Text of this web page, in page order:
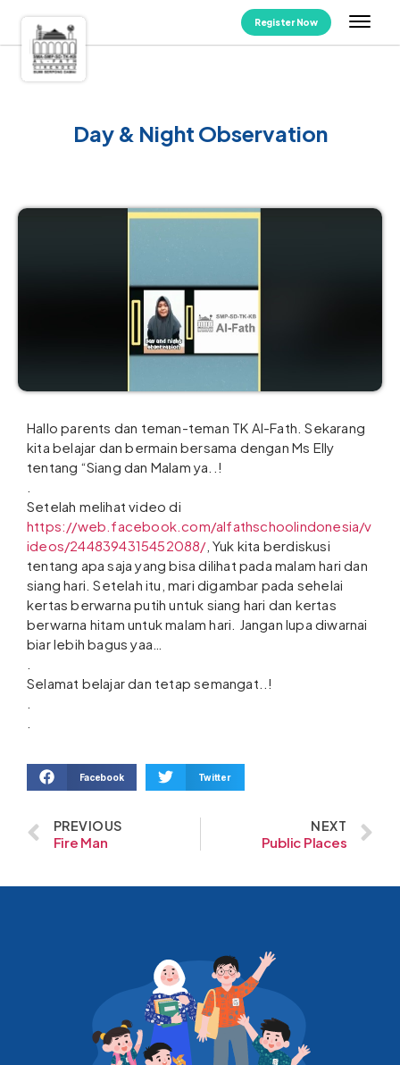
Register Now
Day & Night Observation
Hallo parents dan teman-teman TK Al-Fath. Sekarang
kita belajar dan bermain bersama dengan Ms Elly
tentang “Siang dan Malam ya..!
Setelah melihat video di
https://web.facebook.com/alfathschoolindonesia/v
ideos/2448394315452088/, Yuk kita berdiskusi
tentang apa saja yang bisa dilihat pada malam hari dan
siang hari. Setelah itu, mari digambar pada sehelai
kertas berwarna putih untuk siang hari dan kertas
berwarna hitam untuk malam hari. Jangan lupa diwarnai
biar lebih bagus yaa…
Selamat belajar dan tetap semangat..!
Facebook Twitter
PREVIOUS
Fire Man
NEXT
Public Places